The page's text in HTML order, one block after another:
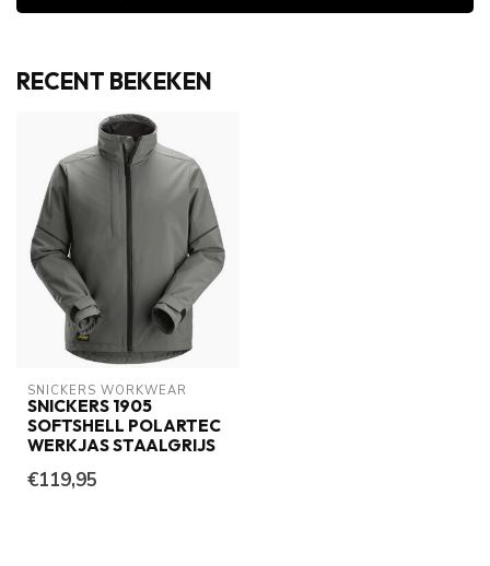
RECENT BEKEKEN
SNICKERS WORKWEAR
SNICKERS 1905
SOFTSHELL POLARTEC
WERKJAS STAALGRIJS
€119,95